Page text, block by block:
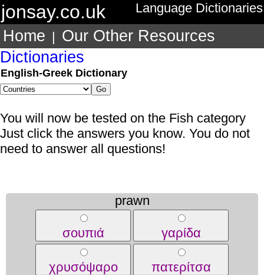
jonsay.co.uk Language Dictionaries
Home | Our Other Resources
Dictionaries
English-Greek Dictionary
You will now be tested on the Fish category
Just click the answers you know. You do not
need to answer all questions!
prawn
σουπιά γαρίδα
χρυσόψαρο
πατερίτσα